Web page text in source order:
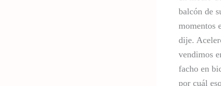
balcón de
momentos
dije.
vendimos
facho en
por cuál